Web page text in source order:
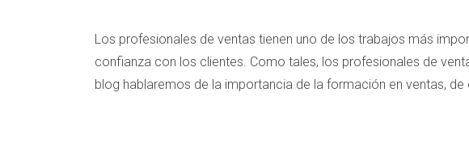
Los profesionales de ventas tienen uno de los trabajos más
confianza con los clientes. Como tales, los profesionales de
blog hablaremos de la importancia de la formación en ventas,